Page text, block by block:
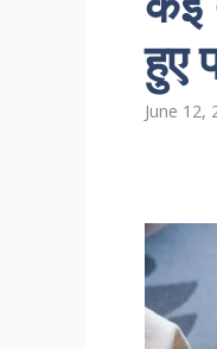
हुए
June 12,